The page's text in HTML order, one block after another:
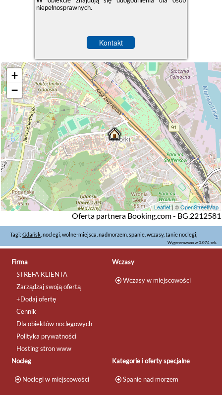
niepełnosprawnych.
Kontakt
+
−
Leaflet| ©OpenStreetMap
Oferta partnera Booking.com - BG.2212581
Tagi: Gdańsk , noclegi, wolne-miejsca, nadmorzem, spanie, wczasy, tanie noclegi,
Wygenerowano w 0.074 sek.
Firma
STREFA KLIENTA
Zarządzaj swoją ofertą
+Dodaj ofertę
Cennik
Dla obiektów noclegowych
Polityka prywatności
Hosting stron www
Wczasy
Wczasy w miejscowości
Nocleg
Noclegi w miejscowości
Kategorie i oferty specjalne
Spanie nad morzem